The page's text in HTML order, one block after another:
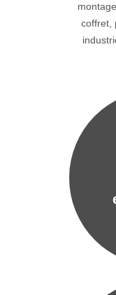
coffret,